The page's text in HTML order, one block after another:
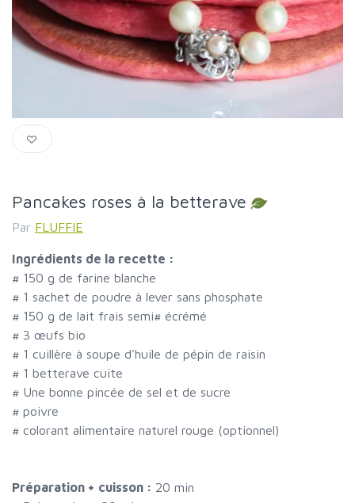
Pancakes roses à la betterave
Par FLUFFIE
Ingrédients de la recette :
# 150 g de farine blanche
# 1 sachet de poudre à lever sans phosphate
# 150 g de lait frais semi# écrémé
# 3 œufs bio
# 1 cuillère à soupe d'huile de pépin de raisin
# 1 betterave cuite
# Une bonne pincée de sel et de sucre
# poivre
# colorant alimentaire naturel rouge (optionnel)
Préparation + cuisson : 20 min